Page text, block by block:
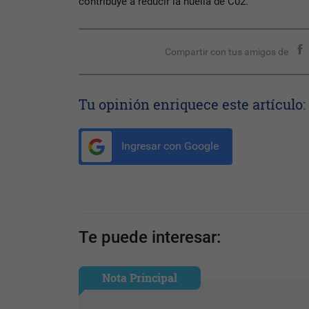
Compartir con tus amigos de
Tu opinión enriquece este artículo:
Ingresar con Google
Te puede interesar:
Nota Principal